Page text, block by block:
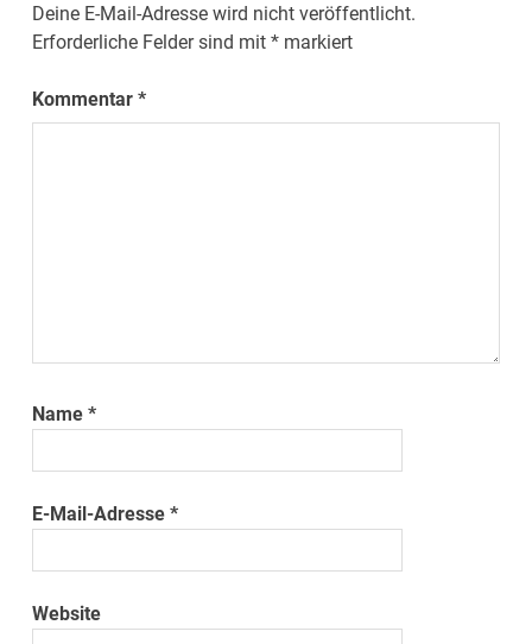
Deine E-Mail-Adresse wird nicht veröffentlicht.
Erforderliche Felder sind mit* markiert
Kommentar*
Name*
E-Mail-Adresse*
Website